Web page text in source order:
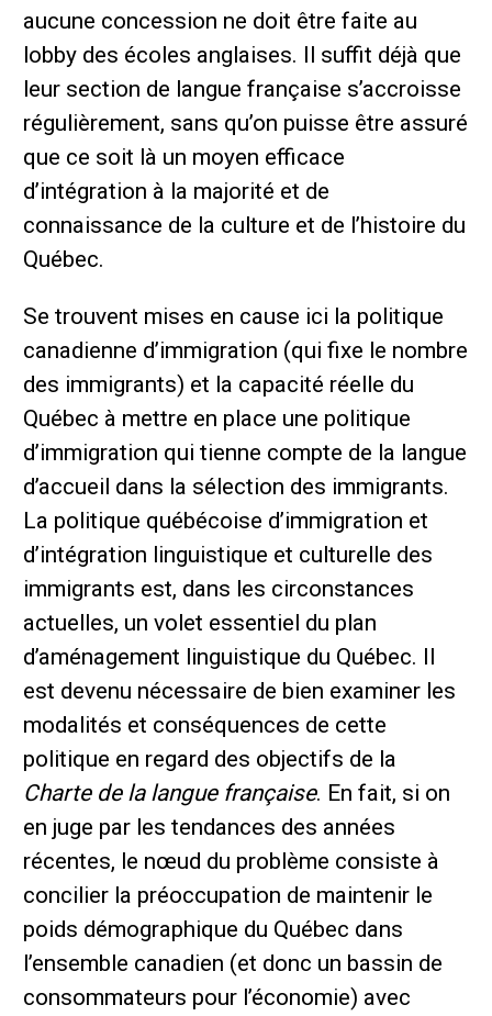
aucune concession ne doit être faite au
lobby des écoles anglaises. Il suffit déjà que
leur section de langue française s’accroisse
régulièrement, sans qu’on puisse être assuré
que ce soit là un moyen efficace
d’intégration à la majorité et de
connaissance de la culture et de l’histoire du
Québec.
Se trouvent mises en cause ici la politique
canadienne d’immigration (qui fixe le nombre
des immigrants) et la capacité réelle du
Québec à mettre en place une politique
d’immigration qui tienne compte de la langue
d’accueil dans la sélection des immigrants.
La politique québécoise d’immigration et
d’intégration linguistique et culturelle des
immigrants est, dans les circonstances
actuelles, un volet essentiel du plan
d’aménagement linguistique du Québec. Il
est devenu nécessaire de bien examiner les
modalités et conséquences de cette
politique en regard des objectifs de la
Charte de la langue française. En fait, si on
en juge par les tendances des années
récentes, le nœud du problème consiste à
concilier la préoccupation de maintenir le
poids démographique du Québec dans
l’ensemble canadien (et donc un bassin de
consommateurs pour l’économie) avec